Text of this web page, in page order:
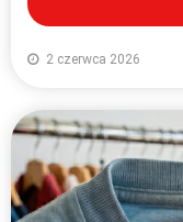
2 czerwca 2026